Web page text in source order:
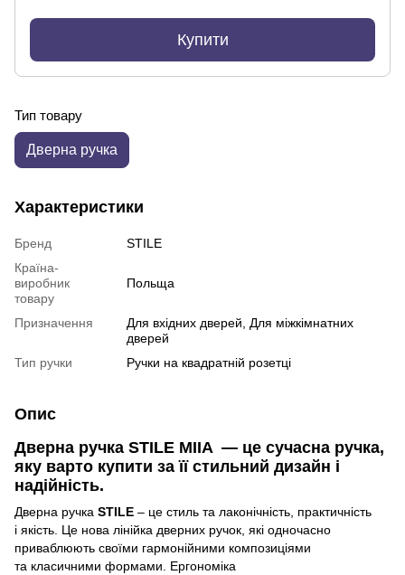
Купити
Тип товару
Дверна ручка
Характеристики
Бренд
STILE
Країна-
виробник
товару
Польща
Призначення
Для вхідних дверей, Для міжкімнатних
дверей
Тип ручки
Ручки на квадратній розетці
Опис
Дверна ручка STILE MIIA — це сучасна ручка,
яку варто купити за її стильний дизайн і
надійність.
Дверна ручка STILE – це стиль та лаконічність, практичність
і якість. Це нова лінійка дверних ручок, які одночасно
приваблюють своїми гармонійними композиціями
та класичними формами. Ергономіка